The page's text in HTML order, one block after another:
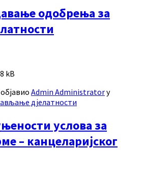
одобрења за
kB
објавио Admin Administratorу
дјелатности
услова за
– канцеларијског